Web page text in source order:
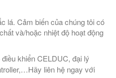
lá. Cảm biến của chúng tôi có
và/hoặc nhiệt độ hoạt động
điều khiển CELDUC, đại lý
liên hệ ngay với